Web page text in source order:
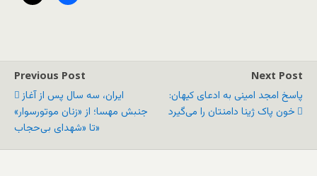
Previous Post
ایران، سه‌ سال پس از آغاز
جنبش مهسا؛ از «زنان موتورسوار»
تا «شهدای بی‌حجاب»
Next Post
پاسخ امجد امینی به ادعای کیهان:
خون پاک ژینا دامنتان را می‌گیرد